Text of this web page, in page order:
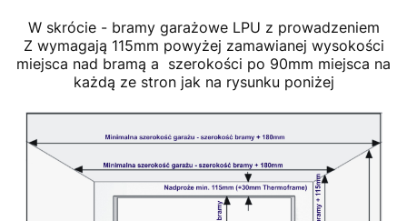
W skrócie - bramy garażowe LPU z prowadzeniem
Z wymagają 115mm powyżej zamawianej wysokości
miejsca nad bramą a szerokości po 90mm miejsca na
każdą ze stron jak na rysunku poniżej